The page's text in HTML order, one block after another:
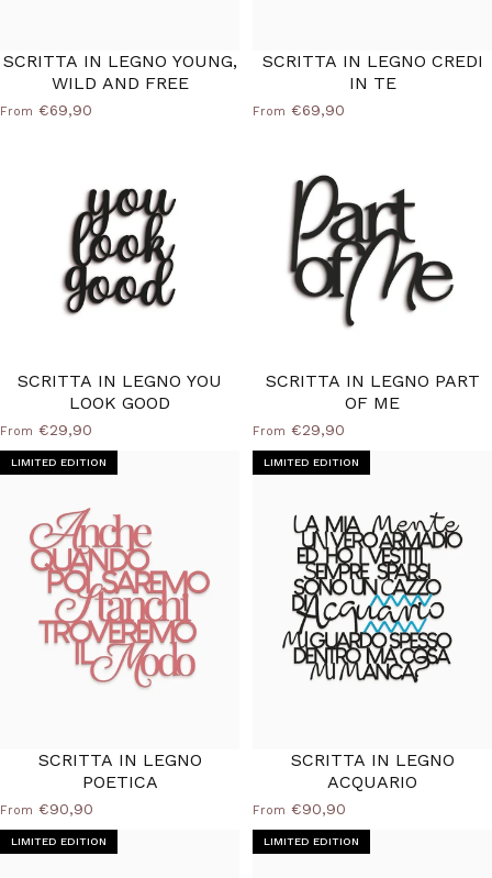
SCRITTA IN LEGNO YOUNG,
WILD AND FREE
From €69,90
SCRITTA IN LEGNO CREDI
IN TE
From €69,90
SCRITTA IN LEGNO YOU
LOOK GOOD
From €29,90
SCRITTA IN LEGNO PART
OF ME
From €29,90
LIMITED EDITION
SCRITTA IN LEGNO
POETICA
From €90,90
LIMITED EDITION
SCRITTA IN LEGNO
ACQUARIO
From €90,90
LIMITED EDITION LIMITED EDITION